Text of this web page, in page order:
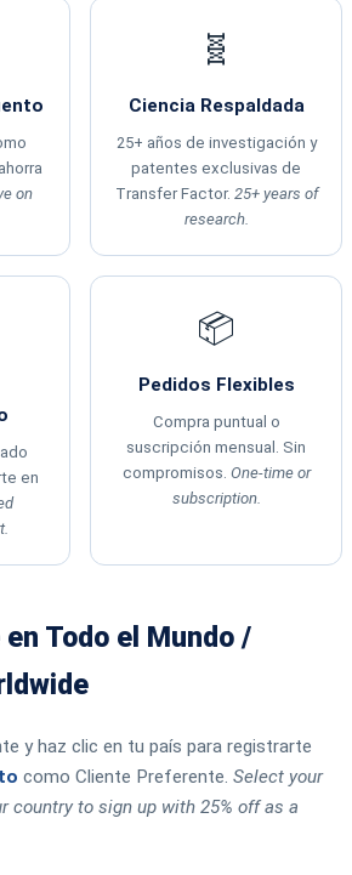
on
🧬
Ciencia Respaldada
25+ años de investigación y
patentes exclusivas de
Transfer Factor. 25+ years of
research.
en
📦
Pedidos Flexibles
Compra puntual o
suscripción mensual. Sin
compromisos. One-time or
subscription.
Todo el Mundo /
y haz clic en tu país para registrarte
como Cliente Preferente. Select your
country to sign up with 25% off as a